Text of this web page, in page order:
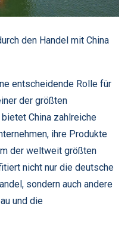
den Handel mit China
entscheidende Rolle für
der größten
China zahlreiche
ihre Produkte
der weltweit größten
nicht nur die deutsche
sondern auch andere
und die